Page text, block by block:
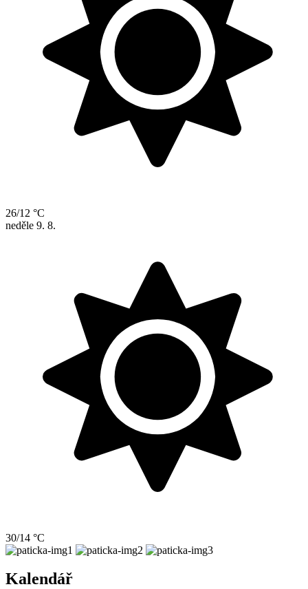
26/12 °C
neděle 9. 8.
30/14 °C
Kalendář